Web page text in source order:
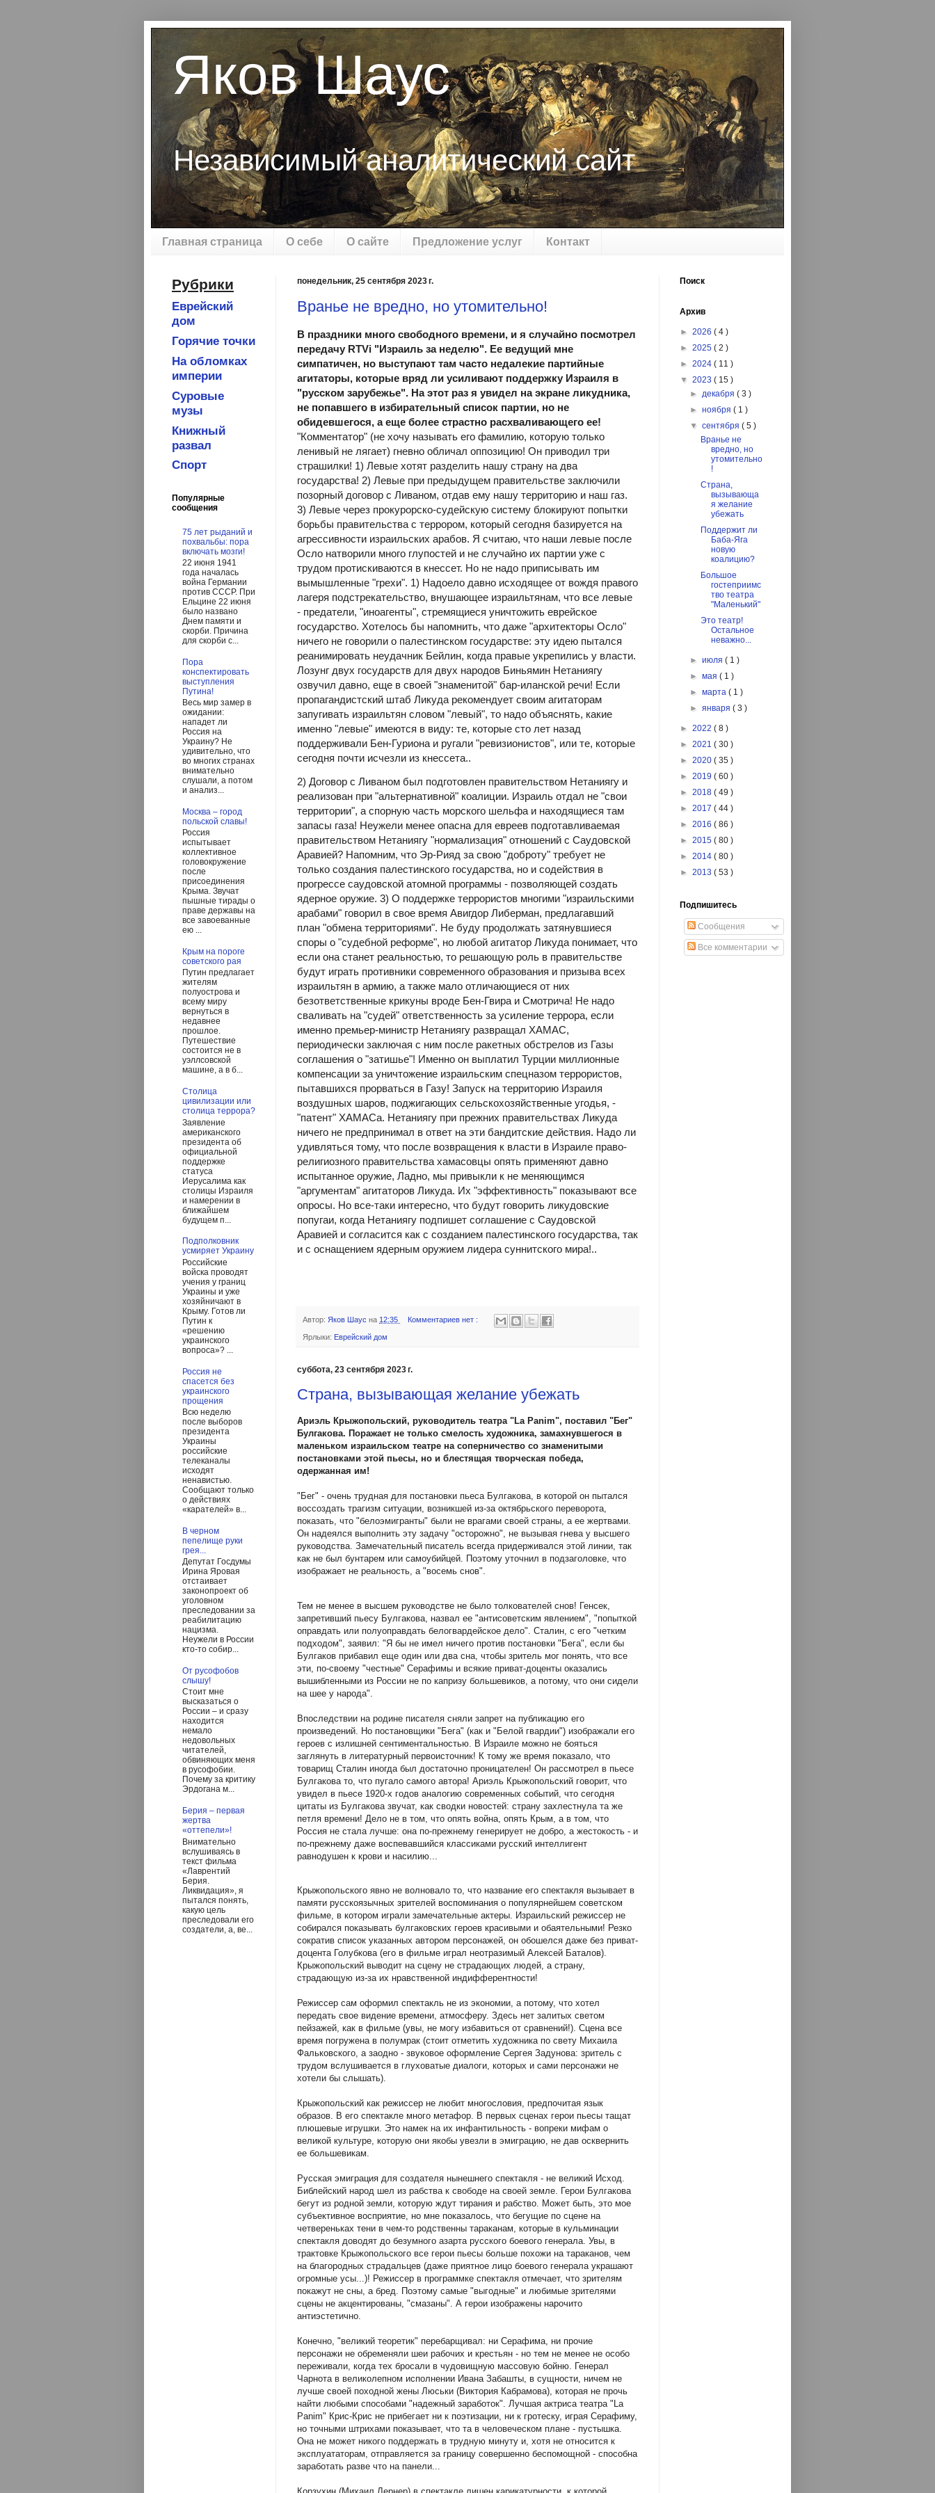
Яков Шаус
Независимый аналитический сайт
Главная страница О себе О сайте Предложение услуг Контакт
понедельник, 25 сентября 2023 г.
Вранье не вредно, но утомительно!
В праздники много свободного времени, и я случайно посмотрел
передачу RTVi "Израиль за неделю". Ее ведущий мне
симпатичен, но выступают там часто недалекие партийные
агитаторы, которые вряд ли усиливают поддержку Израиля в
"русском зарубежье". На этот раз я увидел на экране ликудника,
не попавшего в избирательный список партии, но не
обидевшегося, а еще более страстно расхваливающего ее!
"Комментатор" (не хочу называть его фамилию, которую только
ленивый не лягает) гневно обличал оппозицию! Он приводил три
страшилки! 1) Левые хотят разделить нашу страну на два
государства! 2) Левые при предыдущем правительстве заключили
позорный договор с Ливаном, отдав ему нашу территорию и наш газ.
3) Левые через прокурорско-судейскую систему блокируют попытки
борьбы правительства с террором, который сегодня базируется на
агрессивности израильских арабов. Я считаю, что наши левые после
Осло натворили много глупостей и не случайно их партии уже с
трудом протискиваются в кнессет. Но не надо приписывать им
вымышленные "грехи". 1) Надоело давно исходящее от вождя правого
лагеря подстрекательство, внушающее израильтянам, что все левые
- предатели, "иноагенты", стремящиеся уничтожить еврейское
государство. Хотелось бы напомнить, что даже "архитекторы Осло"
ничего не говорили о палестинском государстве: эту идею пытался
реанимировать неудачник Бейлин, когда правые укрепились у власти.
Лозунг двух государств для двух народов Биньямин Нетаниягу
озвучил давно, еще в своей "знаменитой" бар-иланской речи! Если
пропагандистский штаб Ликуда рекомендует своим агитаторам
запугивать израильтян словом "левый", то надо объяснять, какие
именно "левые" имеются в виду: те, которые сто лет назад
поддерживали Бен-Гуриона и ругали "ревизионистов", или те, которые
сегодня почти исчезли из кнессета..
2) Договор с Ливаном был подготовлен правительством Нетаниягу и
реализован при "альтернативной" коалиции. Израиль отдал не "свои
территории", а спорную часть морского шельфа и находящиеся там
запасы газа! Неужели менее опасна для евреев подготавливаемая
правительством Нетаниягу "нормализация" отношений с Саудовской
Аравией? Напомним, что Эр-Рияд за свою "доброту" требует не
только создания палестинского государства, но и содействия в
прогрессе саудовской атомной программы - позволяющей создать
ядерное оружие. 3) О поддержке террористов многими "израильскими
арабами" говорил в свое время Авигдор Либерман, предлагавший
план "обмена территориями". Не буду продолжать затянувшиеся
споры о "судебной реформе", но любой агитатор Ликуда понимает, что
если она станет реальностью, то решающую роль в правительстве
будут играть противники современного образования и призыва всех
израильтян в армию, а также мало отличающиеся от них
безответственные крикуны вроде Бен-Гвира и Смотрича! Не надо
сваливать на "судей" ответственность за усиление террора, если
именно премьер-министр Нетаниягу развращал ХАМАС,
периодически заключая с ним после ракетных обстрелов из Газы
соглашения о "затишье"! Именно он выплатил Турции миллионные
компенсации за уничтожение израильским спецназом террористов,
пытавшихся прорваться в Газу! Запуск на территорию Израиля
воздушных шаров, поджигающих сельскохозяйственные угодья, -
"патент" ХАМАСа. Нетаниягу при прежних правительствах Ликуда
ничего не предпринимал в ответ на эти бандитские действия. Надо ли
удивляться тому, что после возвращения к власти в Израиле право-
религиозного правительства хамасовцы опять применяют давно
испытанное оружие, Ладно, мы привыкли к не меняющимся
"аргументам" агитаторов Ликуда. Их "эффективность" показывают все
опросы. Но все-таки интересно, что будут говорить ликудовские
попугаи, когда Нетаниягу подпишет соглашение с Саудовской
Аравией и согласится как с созданием палестинского государства, так
и с оснащением ядерным оружием лидера суннитского мира!..
Автор: Яков Шаус на 12:35 Комментариев нет :
Ярлыки: Еврейский дом
суббота, 23 сентября 2023 г.
Страна, вызывающая желание убежать
Ариэль Крыжопольский, руководитель театра "La Panim", поставил "Бег"
Булгакова. Поражает не только смелость художника, замахнувшегося в
маленьком израильском театре на соперничество со знаменитыми
постановками этой пьесы, но и блестящая творческая победа,
одержанная им!
"Бег" - очень трудная для постановки пьеса Булгакова, в которой он пытался
воссоздать трагизм ситуации, возникшей из-за октябрьского переворота,
показать, что "белоэмигранты" были не врагами своей страны, а ее жертвами.
Он надеялся выполнить эту задачу "осторожно", не вызывая гнева у высшего
руководства. Замечательный писатель всегда придерживался этой линии, так
как не был бунтарем или самоубийцей. Поэтому уточнил в подзаголовке, что
изображает не реальность, а "восемь снов".
Тем не менее в высшем руководстве не было толкователей снов! Генсек,
запретивший пьесу Булгакова, назвал ее "антисоветским явлением", "попыткой
оправдать или полуоправдать белогвардейское дело". Сталин, с его "четким
подходом", заявил: "Я бы не имел ничего против постановки "Бега", если бы
Булгаков прибавил еще один или два сна, чтобы зритель мог понять, что все
эти, по-своему "честные" Серафимы и всякие приват-доценты оказались
вышибленными из России не по капризу большевиков, а потому, что они сидели
на шее у народа".
Впоследствии на родине писателя сняли запрет на публикацию его
произведений. Но постановщики "Бега" (как и "Белой гвардии") изображали его
героев с излишней сентиментальностью. В Израиле можно не бояться
заглянуть в литературный первоисточник! К тому же время показало, что
товарищ Сталин иногда был достаточно проницателен! Он рассмотрел в пьесе
Булгакова то, что пугало самого автора! Ариэль Крыжопольский говорит, что
увидел в пьесе 1920-х годов аналогию современных событий, что сегодня
цитаты из Булгакова звучат, как сводки новостей: страну захлестнула та же
петля времени! Дело не в том, что опять война, опять Крым, а в том, что
Россия не стала лучше: она по-прежнему генерирует не добро, а жестокость - и
по-прежнему даже воспевавшийся классиками русский интеллигент
равнодушен к крови и насилию...
Крыжопольского явно не волновало то, что название его спектакля вызывает в
памяти русскоязычных зрителей воспоминания о популярнейшем советском
фильме, в котором играли замечательные актеры. Израильский режиссер не
собирался показывать булгаковских героев красивыми и обаятельными! Резко
сократив список указанных автором персонажей, он обошелся даже без приват-
доцента Голубкова (его в фильме играл неотразимый Алексей Баталов).
Крыжопольский выводит на сцену не страдающих людей, а страну,
страдающую из-за их нравственной индифферентности!
Режиссер сам оформил спектакль не из экономии, а потому, что хотел
передать свое видение времени, атмосферу. Здесь нет залитых светом
пейзажей, как в фильме (увы, не могу избавиться от сравнений!). Сцена все
время погружена в полумрак (стоит отметить художника по свету Михаила
Фальковского, а заодно - звуковое оформление Сергея Задунова: зритель с
трудом вслушивается в глуховатые диалоги, которых и сами персонажи не
хотели бы слышать).
Крыжопольский как режиссер не любит многословия, предпочитая язык
образов. В его спектакле много метафор. В первых сценах герои пьесы тащат
плюшевые игрушки. Это намек на их инфантильность - вопреки мифам о
великой культуре, которую они якобы увезли в эмиграцию, не дав осквернить
ее большевикам.
Русская эмиграция для создателя нынешнего спектакля - не великий Исход.
Библейский народ шел из рабства к свободе на своей земле. Герои Булгакова
бегут из родной земли, которую ждут тирания и рабство. Может быть, это мое
субъективное восприятие, но мне показалось, что бегущие по сцене на
четвереньках тени в чем-то родственны тараканам, которые в кульминации
спектакля доводят до безумного азарта русского боевого генерала. Увы, в
трактовке Крыжопольского все герои пьесы больше похожи на тараканов, чем
на благородных страдальцев (даже приятное лицо боевого генерала украшают
огромные усы...)! Режиссер в программке спектакля отмечает, что зрителям
покажут не сны, а бред. Поэтому самые "выгодные" и любимые зрителями
сцены не акцентированы, "смазаны". А герои изображены нарочито
антиэстетично.
Конечно, "великий теоретик" перебарщивал: ни Серафима, ни прочие
персонажи не обременяли шеи рабочих и крестьян - но тем не менее не особо
переживали, когда тех бросали в чудовищную массовую бойню. Генерал
Чарнота в великолепном исполнении Ивана Забашты, в сущности, ничем не
лучше своей походной жены Люськи (Виктория Кабрамова), которая не прочь
найти любыми способами "надежный заработок". Лучшая актриса театра "La
Panim" Крис-Крис не прибегает ни к поэтизации, ни к гротеску, играя Серафиму,
но точными штрихами показывает, что та в человеческом плане - пустышка.
Она не может никого поддержать в трудную минуту и, хотя не относится к
эксплуататорам, отправляется за границу совершенно беспомощной - способна
заработать разве что на панели...
Рубрики
Еврейский
дом
Горячие точки
На обломках
империи
Суровые
музы
Книжный
развал
Спорт
Популярные
сообщения
75 лет рыданий и
похвальбы: пора
включать мозги!
22 июня 1941
года началась
война Германии
против СССР. При
Ельцине 22 июня
было названо
Днем памяти и
скорби. Причина
для скорби с...
Пора
конспектировать
выступления
Путина!
Весь мир замер в
ожидании:
нападет ли
Россия на
Украину? Не
удивительно, что
во многих странах
внимательно
слушали, а потом
и анализ...
Москва – город
польской славы!
Россия
испытывает
коллективное
головокружение
после
присоединения
Крыма. Звучат
пышные тирады о
праве державы на
все завоеванные
ею ...
Крым на пороге
советского рая
Путин предлагает
жителям
полуострова и
всему миру
вернуться в
недавнее
прошлое.
Путешествие
состоится не в
уэллсовской
машине, а в б...
Столица
цивилизации или
столица террора?
Заявление
американского
президента об
официальной
поддержке
статуса
Иерусалима как
столицы Израиля
и намерении в
ближайшем
будущем п...
Подполковник
усмиряет Украину
Российские
войска проводят
учения у границ
Украины и уже
хозяйничают в
Крыму. Готов ли
Путин к
«решению
украинского
вопроса»? ...
Россия не
спасется без
украинского
прощения
Всю неделю
после выборов
президента
Украины
российские
телеканалы
исходят
ненавистью.
Сообщают только
о действиях
«карателей» в...
В черном
пепелище руки
грея...
Депутат Госдумы
Ирина Яровая
отстаивает
законопроект об
уголовном
преследовании за
реабилитацию
нацизма.
Неужели в России
кто-то собир...
От русофобов
слышу!
Стоит мне
высказаться о
России – и сразу
находится
немало
недовольных
читателей,
обвиняющих меня
в русофобии.
Почему за критику
Эрдогана м...
Берия – первая
жертва
«оттепели»!
Внимательно
вслушиваясь в
текст фильма
«Лаврентий
Берия.
Ликвидация», я
пытался понять,
какую цель
преследовали его
создатели, а, ве...
Поиск
Архив
► 2026 ( 4 )
► 2025 ( 2 )
► 2024 ( 11 )
▼ 2023 ( 15 )
►декабря( 3 )
►ноября( 1 )
▼сентября( 5 )
Вранье не
вредно, но
утомительно
!
Страна,
вызывающа
я желание
убежать
Поддержит ли
Баба-Яга
новую
коалицию?
Большое
гостеприимс
тво театра
"Маленький"
Это театр!
Остальное
неважно...
►июля( 1 )
►мая( 1 )
►марта( 1 )
►января( 3 )
► 2022 ( 8 )
► 2021 ( 30 )
► 2020 ( 35 )
► 2019 ( 60 )
► 2018 ( 49 )
► 2017 ( 44 )
► 2016 ( 86 )
► 2015 ( 80 )
► 2014 ( 80 )
► 2013 ( 53 )
Подпишитесь
Сообщения
Все комментарии